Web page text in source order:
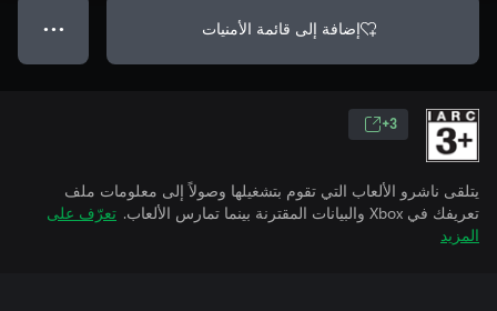
إضافة إلى قائمة الأمنيات ● ● ●
3+
يتلقى ناشرو الألعاب التي تقوم بتشغيلها وصولاً إلى معلومات ملف
تعريفك في Xbox والبيانات المقترنة بينما تمارس الألعاب.
تعرّف على
المزيد